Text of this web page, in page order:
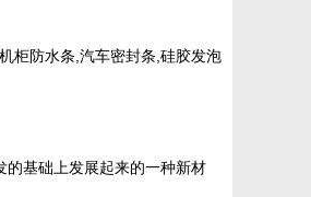
柜防水条,汽车密封条,硅胶发泡
的基础上发展起来的一种新材